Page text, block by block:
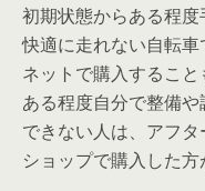
初期状態からある程
快適に走れない自転車
ネットで購入するこ
ある程度自分で整備や
できない人は、アフタ
ショップで購入した方